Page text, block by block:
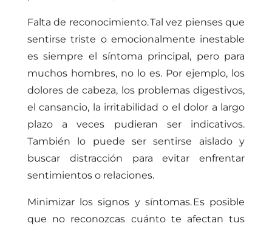
Falta de reconocimiento.Tal vez pienses que
sentirse triste o emocionalmente inestable
es siempre el síntoma principal, pero para
muchos hombres, no lo es. Por ejemplo, los
dolores de cabeza, los problemas digestivos,
el cansancio, la irritabilidad o el dolor a largo
plazo a veces pudieran ser indicativos.
También lo puede ser sentirse aislado y
buscar distracción para evitar enfrentar
sentimientos o relaciones.
Minimizar los signos y síntomas.Es posible
que no reconozcas cuánto te afectan tus